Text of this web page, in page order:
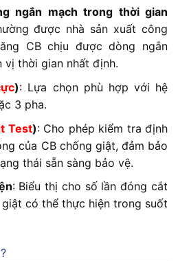
ngắn mạch trong thời gian
được nhà sản xuất công
CB chịu được dòng ngắn
vị thời gian nhất định.
): Lựa chọn phù hợp với hệ
3 pha.
Test): Cho phép kiểm tra định
của CB chống giật, đảm bảo
thái sẵn sàng bảo vệ.
: Biểu thị cho số lần đóng cắt
có thể thực hiện trong suốt